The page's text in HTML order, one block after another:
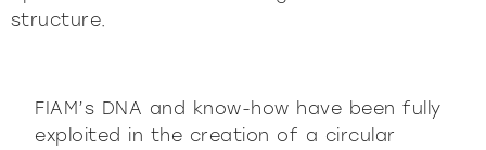
structure.
FIAM’s DNA and know-how have been fully
exploited in the creation of a circular